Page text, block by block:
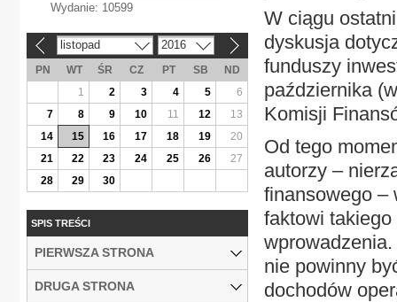
W ciągu
dyskusja
funduszy
października
Komisji
Od tego
autorzy –
finansowego –
faktowi
nie powinny
dochodów
Wydanie: 10599
listopad 2016
PN WT ŚR CZ PT SB
ND
1
2 3 4 5
6
7
8 9 10 11 12
13
14
15 16 17 18 19
20
21
22 23 24 25 26
27
28
29 30
SPIS TREŚCI
PIERWSZA STRONA
DRUGA STRONA